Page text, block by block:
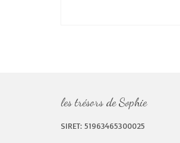
les trésors de Sophie
SIRET: 51963465300025